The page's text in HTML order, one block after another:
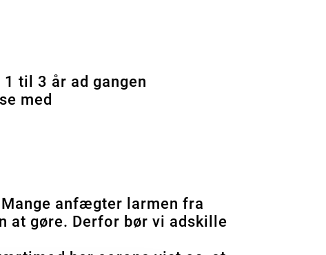
til 3 år ad gangen
med
anfægter larmen fra
at gøre. Derfor bør vi adskille